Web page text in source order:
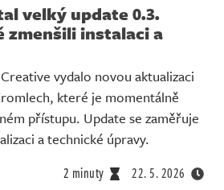
velký update 0.3.
zmenšili instalaci a
vydalo novou aktualizaci
které je momentálně
přístupu. Update se zaměřuje
a technické úpravy.
2 minuty 22. 5. 2026